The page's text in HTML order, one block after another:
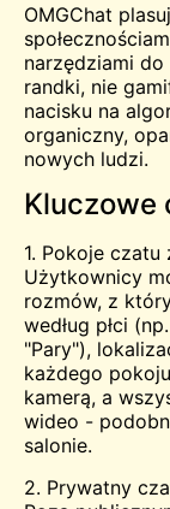
OMGChat
narzędziami
randki, nie
nacisku na
organiczny,
nowych ludzi.
Kluczowe
1. Pokoje
Użytkownicy
rozmów, z
według płci
"Pary"),
każdego
kamerą, a
wideo -
salonie.
2. Prywatny